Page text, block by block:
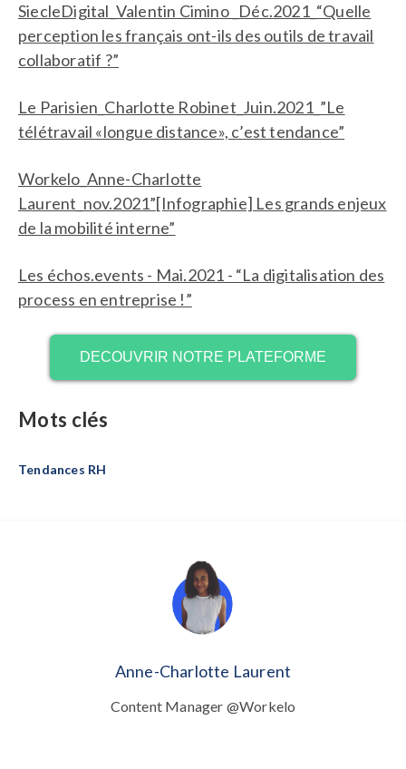
SiecleDigital_Valentin Cimino _Déc.2021_“Quelle
perception les français ont-ils des outils de travail
collaboratif ?”
Le Parisien_Charlotte Robinet_Juin.2021_”Le
télétravail «longue distance», c’est tendance”
Workelo_Anne-Charlotte
Laurent_nov.2021”[Infographie] Les grands enjeux
de la mobilité interne”
Les échos.events - Mai.2021 - “La digitalisation des
process en entreprise !”
DECOUVRIR NOTRE PLATEFORME
Mots clés
Tendances RH
Anne-Charlotte Laurent
Content Manager @Workelo